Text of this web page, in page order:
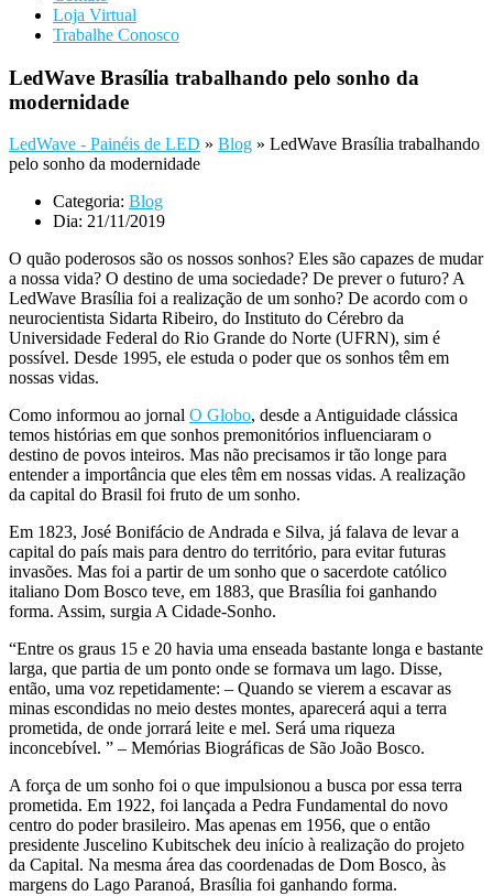
Loja Virtual
Trabalhe Conosco
LedWave Brasília trabalhando pelo sonho da
modernidade
LedWave - Painéis de LED » Blog » LedWave Brasília trabalhando
pelo sonho da modernidade
Categoria: Blog
Dia: 21/11/2019
O quão poderosos são os nossos sonhos? Eles são capazes de mudar
a nossa vida? O destino de uma sociedade? De prever o futuro? A
LedWave Brasília foi a realização de um sonho? De acordo com o
neurocientista Sidarta Ribeiro, do Instituto do Cérebro da
Universidade Federal do Rio Grande do Norte (UFRN), sim é
possível. Desde 1995, ele estuda o poder que os sonhos têm em
nossas vidas.
Como informou ao jornal O Globo, desde a Antiguidade clássica
temos histórias em que sonhos premonitórios influenciaram o
destino de povos inteiros. Mas não precisamos ir tão longe para
entender a importância que eles têm em nossas vidas. A realização
da capital do Brasil foi fruto de um sonho.
Em 1823, José Bonifácio de Andrada e Silva, já falava de levar a
capital do país mais para dentro do território, para evitar futuras
invasões. Mas foi a partir de um sonho que o sacerdote católico
italiano Dom Bosco teve, em 1883, que Brasília foi ganhando
forma. Assim, surgia A Cidade-Sonho.
“Entre os graus 15 e 20 havia uma enseada bastante longa e bastante
larga, que partia de um ponto onde se formava um lago. Disse,
então, uma voz repetidamente: – Quando se vierem a escavar as
minas escondidas no meio destes montes, aparecerá aqui a terra
prometida, de onde jorrará leite e mel. Será uma riqueza
inconcebível. ” – Memórias Biográficas de São João Bosco.
A força de um sonho foi o que impulsionou a busca por essa terra
prometida. Em 1922, foi lançada a Pedra Fundamental do novo
centro do poder brasileiro. Mas apenas em 1956, que o então
presidente Juscelino Kubitschek deu início à realização do projeto
da Capital. Na mesma área das coordenadas de Dom Bosco, às
margens do Lago Paranoá, Brasília foi ganhando forma.